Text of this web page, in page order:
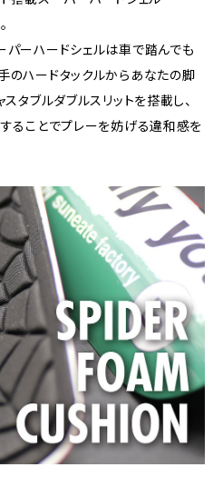
ーハードシェルは車で踏んでも
のハードタックルからあなたの脚
タブルダブルスリットを搭載し、
することでプレーを妨げる違和感を